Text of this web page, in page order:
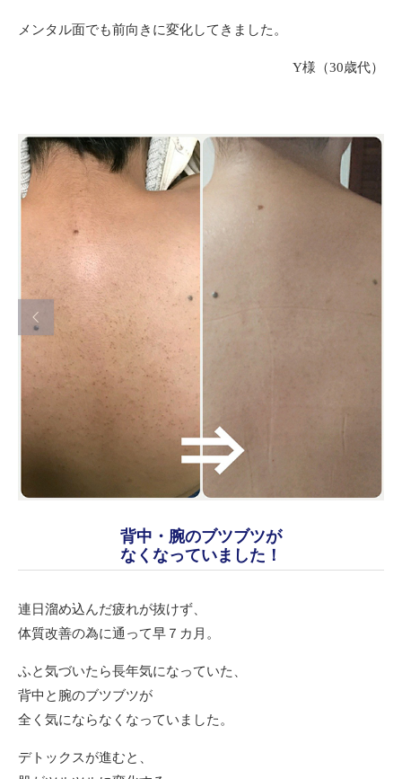
メンタル面でも前向きに変化してきました。
Y様（30歳代）

背中・腕のブツブツが
なくなっていました！
連日溜め込んだ疲れが抜けず、
体質改善の為に通って早７カ月。
ふと気づいたら長年気になっていた、
背中と腕のブツブツが
全く気にならなくなっていました。
デトックスが進むと、